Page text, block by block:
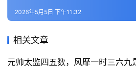
2026年5月5日 下午11:32
相关文章
元帅太监四五数，风靡一时三六九